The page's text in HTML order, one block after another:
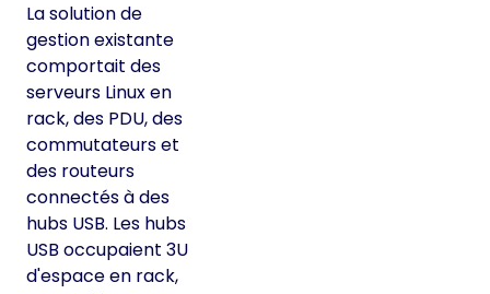
La solution de
gestion existante
comportait des
serveurs Linux en
rack, des PDU, des
commutateurs et
des routeurs
connectés à des
hubs USB. Les hubs
USB occupaient 3U
d'espace en rack,